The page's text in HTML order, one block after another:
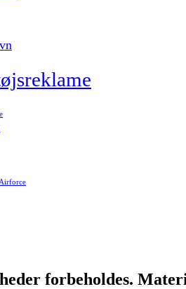
forbeholdes.